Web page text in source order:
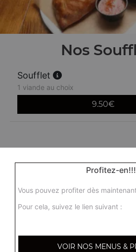
Nos
Soufflet
1 viande au choix
9.50€
Profitez-en!!!
Vous pouvez profiter dès
Pour cela, suivez le lien suivant :
VOIR NOS MENUS &